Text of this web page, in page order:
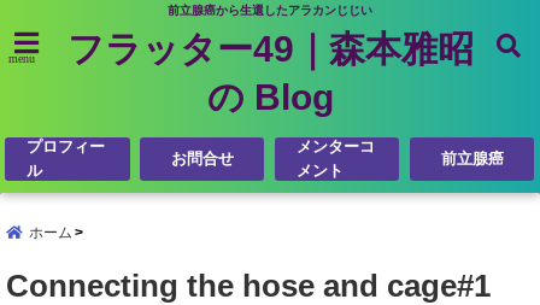
前立腺癌から生還したアラカンじじい
menu
フラッター49｜森本雅昭
の Blog
プロフィー
ル
お問合せ
メンターコ
メント
前立腺癌
ホーム
Connecting the hose and cage#1